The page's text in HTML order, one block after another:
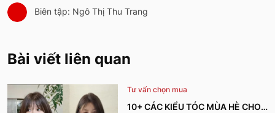
Biên tập: Ngô Thị Thu Trang
Bài viết liên quan
Tư vấn chọn mua
10+ CÁC KIỂU TÓC MÙA HÈ CHO